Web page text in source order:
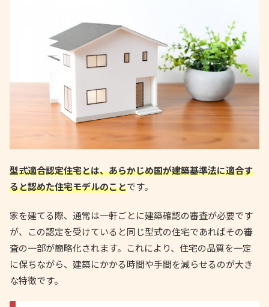
型式適合認定住宅とは、あらかじめ国が建築基準法に適合す
ると認めた住宅モデルのことです。
家を建てる際、通常は一軒ごとに建築確認の審査が必要です
が、この認定を受けていると同じ型式の住宅であればその審
査の一部が簡略化されます。これにより、住宅の品質を一定
に保ちながら、建築にかかる時間や手間を減らせるのが大き
な特徴です。